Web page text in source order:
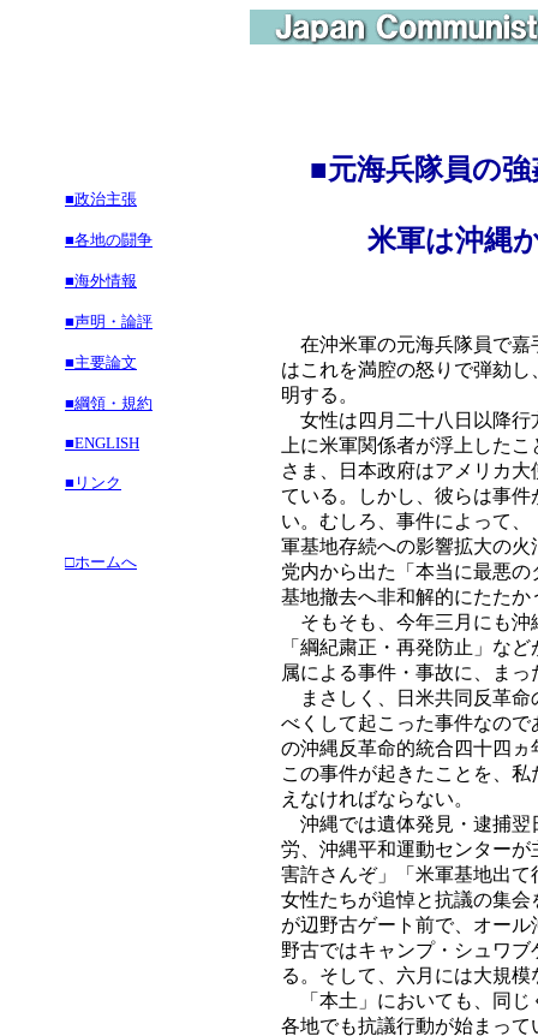
■政治主張
■各地の闘争
■海外情報
■声明・論評
■主要論文
■綱領・規約
■ENGLISH
■リンク
□ホームへ
■元海兵隊員の
米軍は沖縄か
在沖米軍の元海兵隊員で嘉
はこれを満腔の怒りで弾劾
明する。
女性は四月二十八日以降行
上に米軍関係者が浮上した
さま、日本政府はアメリカ
ている。しかし、彼らは事
い。むしろ、事件によって
軍基地存続への影響拡大の
党内から出た「本当に最悪
基地撤去へ非和解的にたた
そもそも、今年三月にも沖
「綱紀粛正・再発防止」な
属による事件・事故に、ま
まさしく、日米共同反革命
べくして起こった事件なの
の沖縄反革命的統合四十四
この事件が起きたことを、
えなければならない。
沖縄では遺体発見・逮捕翌
労、沖縄平和運動センター
害許さんぞ」「米軍基地出
女性たちが追悼と抗議の集
が辺野古ゲート前で、オー
野古ではキャンプ・シュワ
る。そして、六月には大規
「本土」においても、同じ
各地でも抗議行動が始まって